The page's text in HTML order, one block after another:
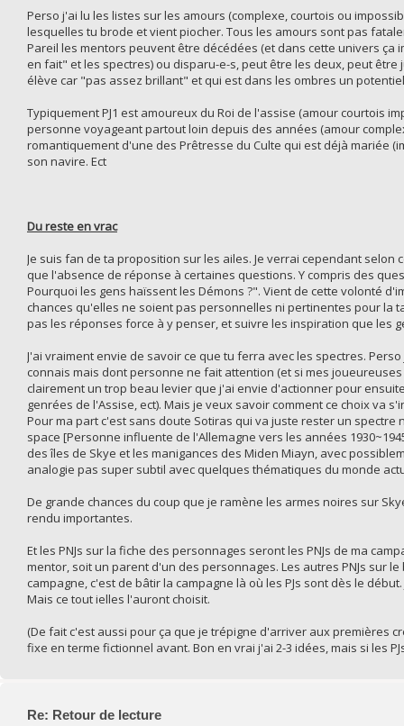
Perso j'ai lu les listes sur les amours (complexe, courtois ou
lesquelles tu brode et vient piocher. Tous les amours sont pas
Pareil les mentors peuvent être décédées (et dans cette univers
en fait" et les spectres) ou disparu-e-s, peut être les deux, peut
élève car "pas assez brillant" et qui est dans les ombres un
Typiquement PJ1 est amoureux du Roi de l'assise (amour courtois
personne voyageant partout loin depuis des années (amour
romantiquement d'une des Prêtresse du Culte qui est déjà mariée
son navire. Ect
Du reste en vrac
Je suis fan de ta proposition sur les ailes. Je verrai cependant
que l'absence de réponse à certaines questions. Y compris des
Pourquoi les gens haïssent les Démons ?". Vient de cette volonté
chances qu'elles ne soient pas personnelles ni pertinentes pour la
pas les réponses force à y penser, et suivre les inspiration que les
J'ai vraiment envie de savoir ce que tu ferra avec les spectres.
connais mais dont personne ne fait attention (et si mes
clairement un trop beau levier que j'ai envie d'actionner pour
genrées de l'Assise, ect). Mais je veux savoir comment ce choix va
Pour ma part c'est sans doute Sotiras qui va juste rester un
space [Personne influente de l'Allemagne vers les années
des îles de Skye et les manigances des Miden Miayn, avec
analogie pas super subtil avec quelques thématiques du monde
De grande chances du coup que je ramène les armes noires sur
rendu importantes.
Et les PNJs sur la fiche des personnages seront les PNJs de ma
mentor, soit un parent d'un des personnages. Les autres PNJs sur
campagne, c'est de bâtir la campagne là où les PJs sont dès le
Mais ce tout ielles l'auront choisit.
(De fait c'est aussi pour ça que je trépigne d'arriver aux premières
fixe en terme fictionnel avant. Bon en vrai j'ai 2-3 idées, mais si les
Re: Retour de lecture